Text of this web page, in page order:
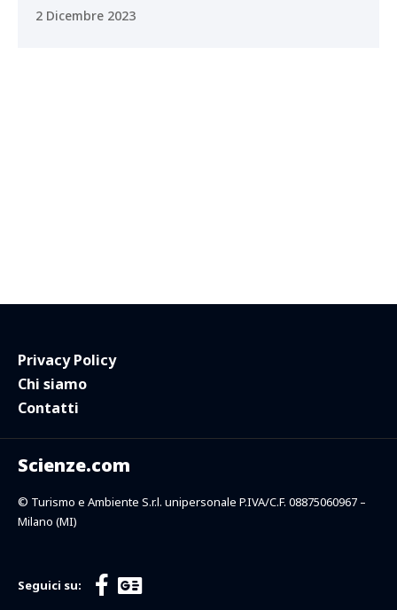
2 Dicembre 2023
Seguici su:
Scienze.com
© Turismo e Ambiente S.r.l. unipersonale P.IVA/C.F. 08875060967 –
Milano (MI)
Privacy Policy
Chi siamo
Contatti